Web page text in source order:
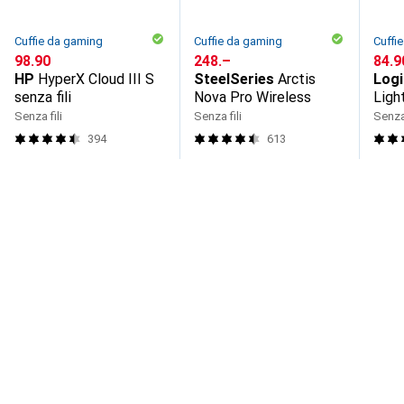
Cuffie da gaming
CHF
98.90
HP HyperX Cloud III S
senza fili
Senza fili
394
Cuffie da gaming
CHF
248.–
SteelSeries Arctis
Nova Pro Wireless
Senza fili
613
CHF